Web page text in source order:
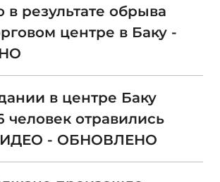
в результате обрыва
центре в Баку -
в центре Баку
человек отравились
- ОБНОВЛЕНО